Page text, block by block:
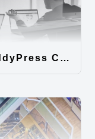
BuddyPress Colours主题汉化包